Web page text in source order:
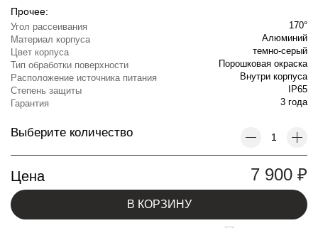
Прочее:
Угол рассеивания
170°
Материал корпуса
Алюминий
Цвет корпуса
темно-серый
Тип обработки поверхности
Порошковая окраска
Расположение источника питания
Внутри корпуса
Степень защиты
IP65
Гарантия
3 года
Выберите количество
Цена 7 900 ₽
В КОРЗИНУ